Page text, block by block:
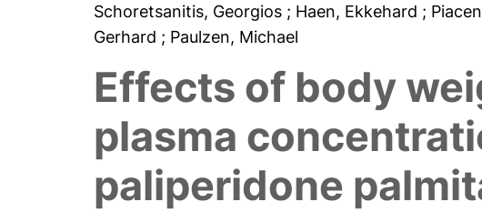
Schoretsanitis, Georgios ; Haen, Ekkehard ;
Gerhard ; Paulzen, Michael
Effects of body
plasma
paliperidone